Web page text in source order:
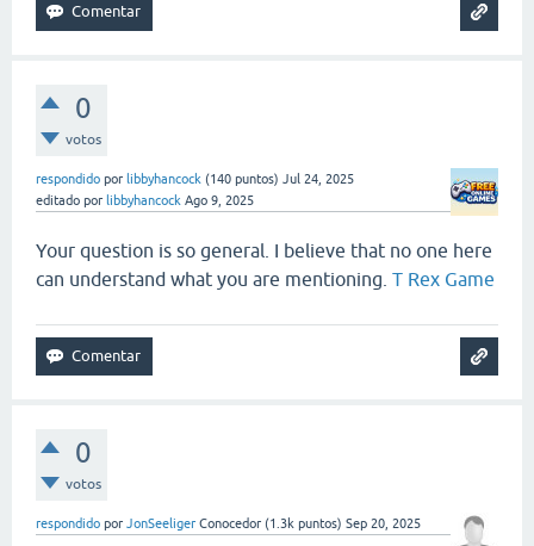
0
votos
respondido por libbyhancock (140 puntos) Jul 24, 2025
editado por libbyhancock Ago 9, 2025
Your question is so general. I believe that no one here
can understand what you are mentioning. T Rex Game
0
votos
respondido por JonSeeliger Conocedor (1.3k puntos) Sep 20, 2025